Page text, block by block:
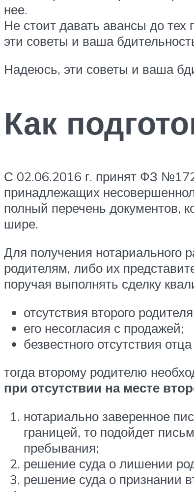
нее.
Не стоит давать авансы до тех
эти советы и ваша
Надеюсь, эти советы и ваша
Как
С 02.06.2016 г. принят ФЗ
принадлежащих
полный перечень документов,
шире.
Для получения нотариального
родителям, либо их
поручая выполнять сделку
отсутствия второго
его несогласия с продажей;
безвестного отсутствия
тогда второму родителю
при отсутствии на месте
нотариально заверенное
границей, то подойдет
пребывания;
решение суда о лишении
решение суда о признании